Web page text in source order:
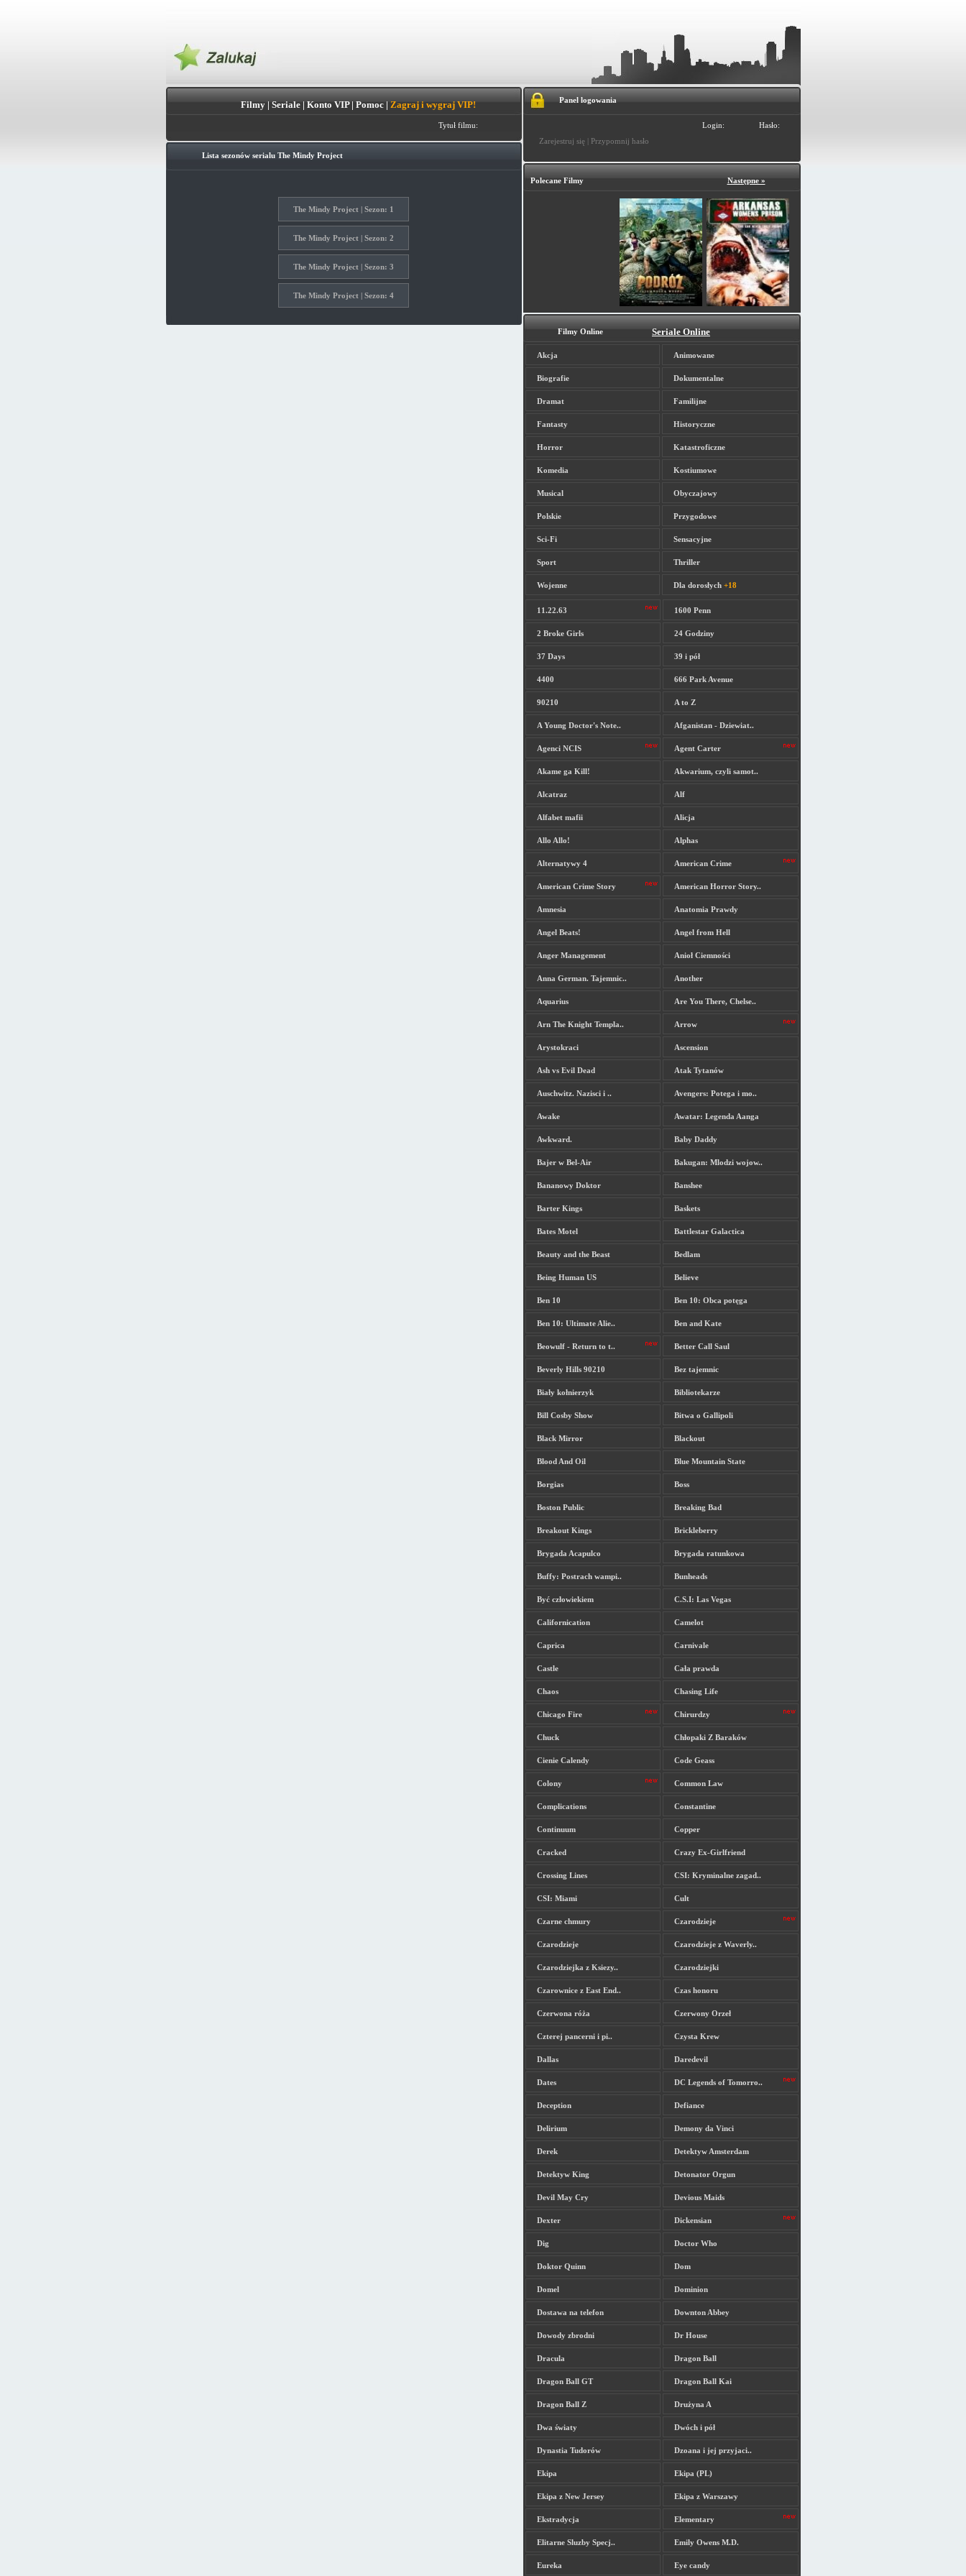
Filmy| Seriale| Konto VIP| Pomoc| Zagraj i wygraj VIP!
Tytuł filmu:
Lista sezonów serialu The Mindy Project
The Mindy Project | Sezon: 1
The Mindy Project | Sezon: 2
The Mindy Project | Sezon: 3
The Mindy Project | Sezon: 4
Panel logowania
Login:
Hasło:
Zarejestruj się | Przypomnij hasło
Polecane Filmy Następne »
Filmy Online Seriale Online
Akcja Animowane
Biografie Dokumentalne
Dramat Familijne
Fantasty Historyczne
Horror Katastroficzne
Komedia Kostiumowe
Musical Obyczajowy
Polskie Przygodowe
Sci-Fi Sensacyjne
Sport Thriller
Wojenne Dla dorosłych +18
11.22.63 1600 Penn
2 Broke Girls 24 Godziny
37 Days 39 i pół
4400 666 Park Avenue
90210 A to Z
A Young Doctor's Note.. Afganistan - Dziewiat..
Agenci NCIS Agent Carter
Akame ga Kill! Akwarium, czyli samot..
Alcatraz Alf
Alfabet mafii Alicja
Allo Allo! Alphas
Alternatywy 4 American Crime
American Crime Story American Horror Story..
Amnesia Anatomia Prawdy
Angel Beats! Angel from Hell
Anger Management Anioł Ciemności
Anna German. Tajemnic.. Another
Aquarius Are You There, Chelse..
Arn The Knight Templa.. Arrow
Arystokraci Ascension
Ash vs Evil Dead Atak Tytanów
Auschwitz. Nazisci i .. Avengers: Potega i mo..
Awake Awatar: Legenda Aanga
Awkward. Baby Daddy
Bajer w Bel-Air Bakugan: Mlodzi wojow..
Bananowy Doktor Banshee
Barter Kings Baskets
Bates Motel Battlestar Galactica
Beauty and the Beast Bedlam
Being Human US Believe
Ben 10 Ben 10: Obca potęga
Ben 10: Ultimate Alie.. Ben and Kate
Beowulf - Return to t.. Better Call Saul
Beverly Hills 90210 Bez tajemnic
Biały kołnierzyk Bibliotekarze
Bill Cosby Show Bitwa o Gallipoli
Black Mirror Blackout
Blood And Oil Blue Mountain State
Borgias Boss
Boston Public Breaking Bad
Breakout Kings Brickleberry
Brygada Acapulco Brygada ratunkowa
Buffy: Postrach wampi.. Bunheads
Być człowiekiem C.S.I: Las Vegas
Californication Camelot
Caprica Carnivale
Castle Cała prawda
Chaos Chasing Life
Chicago Fire Chirurdzy
Chuck Chłopaki Z Baraków
Cienie Calendy Code Geass
Colony Common Law
Complications Constantine
Continuum Copper
Cracked Crazy Ex-Girlfriend
Crossing Lines CSI: Kryminalne zagad..
CSI: Miami Cult
Czarne chmury Czarodzieje
Czarodzieje Czarodzieje z Waverly..
Czarodziejka z Ksiezy.. Czarodziejki
Czarownice z East End.. Czas honoru
Czerwona róża Czerwony Orzeł
Czterej pancerni i pi.. Czysta Krew
Dallas Daredevil
Dates DC Legends of Tomorro..
Deception Defiance
Delirium Demony da Vinci
Derek Detektyw Amsterdam
Detektyw King Detonator Orgun
Devil May Cry Devious Maids
Dexter Dickensian
Dig Doctor Who
Doktor Quinn Dom
Domel Dominion
Dostawa na telefon Downton Abbey
Dowody zbrodni Dr House
Dracula Dragon Ball
Dragon Ball GT Dragon Ball Kai
Dragon Ball Z Drużyna A
Dwa światy Dwóch i pół
Dynastia Tudorów Dzoana i jej przyjaci..
Ekipa Ekipa (PL)
Ekipa z New Jersey Ekipa z Warszawy
Ekstradycja Elementary
Elitarne Sluzby Specj.. Emily Owens M.D.
Eureka Eye candy